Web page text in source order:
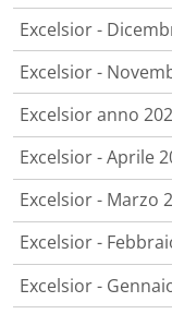
Excelsior -
Excelsior -
Excelsior anno
Excelsior - Aprile
Excelsior - Marzo
Excelsior -
Excelsior -